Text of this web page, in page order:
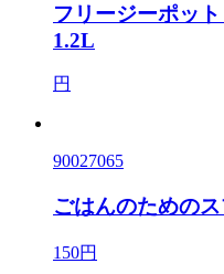
フリージーポッ
1.2L
円
90027065
ごはんのための
150円